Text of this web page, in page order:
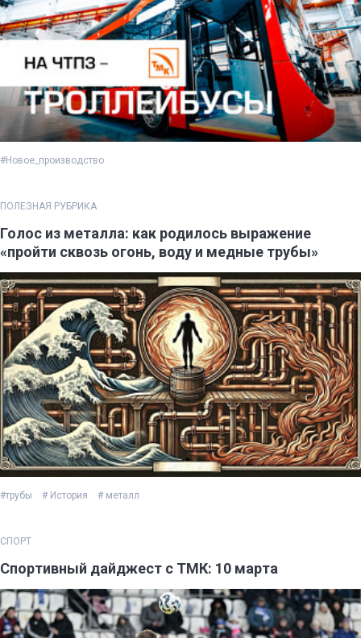
#Новое_производство
ПОЛЕЗНАЯ РУБРИКА
Голос из металла: как родилось выражение
«пройти сквозь огонь, воду и медные трубы»
#трубы # История # металл
СПОРТ
Спортивный дайджест с ТМК: 10 марта